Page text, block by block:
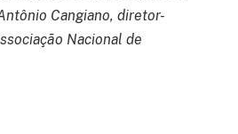
Cangiano, diretor-
Nacional de